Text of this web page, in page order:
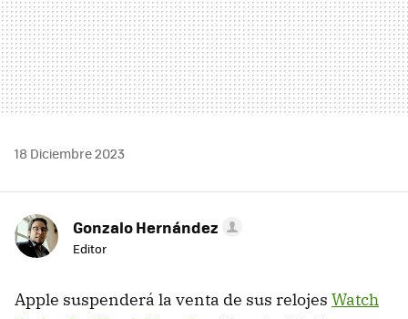
18 Diciembre 2023
Gonzalo Hernández
Editor
Apple suspenderá la venta de sus relojes Watch